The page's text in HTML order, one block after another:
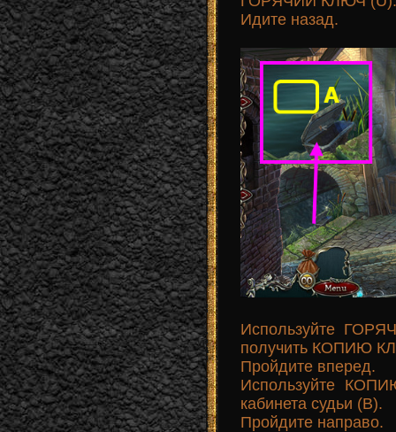
Идите назад.
Используйте
получить КОПИЮ
Пройдите вперед.
Используйте
кабинета судьи (B).
Пройдите направо.